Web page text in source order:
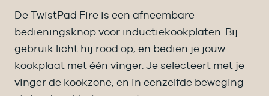
De TwistPad Fire is een afneembare
bedieningsknop voor inductiekookplaten. Bij
gebruik licht hij rood op, en bedien je jouw
kookplaat met één vinger. Je selecteert met je
vinger de kookzone, en in eenzelfde beweging